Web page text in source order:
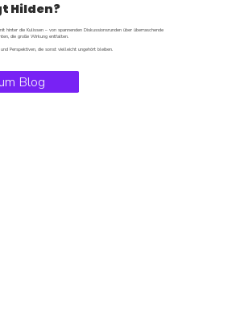
Hilden?
hinter die Kulissen – von spannenden Diskussionsrunden über überraschende
die große Wirkung entfalten.
Perspektiven, die sonst vielleicht ungehört bleiben.
Blog